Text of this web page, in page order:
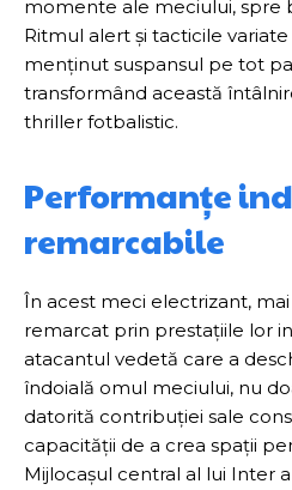
momente ale meciului, spre
Ritmul alert și tacticile
menținut suspansul pe tot
transformând această
thriller fotbalistic.
Performanțe
remarcabile
În acest meci electrizant,
remarcat prin prestațiile lor
atacantul vedetă care a
îndoială omul meciului, nu
datorită contribuției sale
capacității de a crea spații
Mijlocașul central al lui Inter